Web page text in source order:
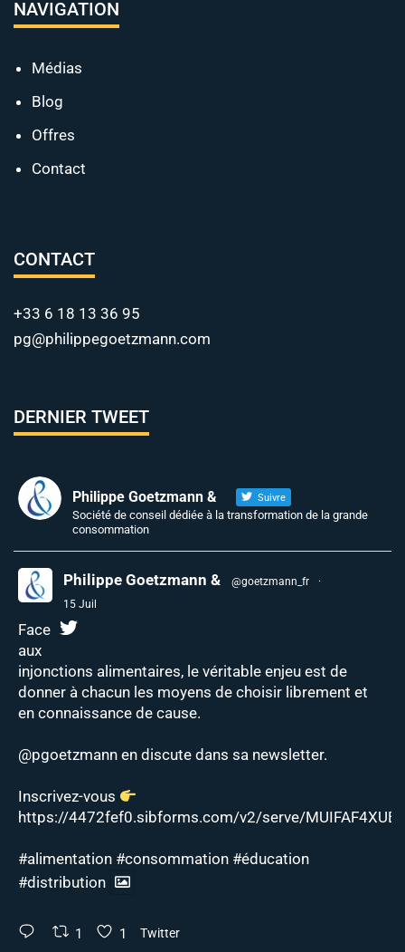
NAVIGATION
Médias
Blog
Offres
Contact
CONTACT
+33 6 18 13 36 95
pg@philippegoetzmann.com
DERNIER TWEET
Philippe Goetzmann & Suivre
Société de conseil dédiée à la transformation de la grande
consommation
Philippe Goetzmann & @goetzmann_fr
·
15 Juil
Face
aux
injonctions alimentaires, le véritable enjeu est de
donner à chacun les moyens de choisir librement et
en connaissance de cause.
@pgoetzmann en discute dans sa newsletter.
Inscrivez-vous
https://4472fef0.sibforms.com/v2/serve/
#alimentation #consommation #éducation
#distribution
1 1 Twitter